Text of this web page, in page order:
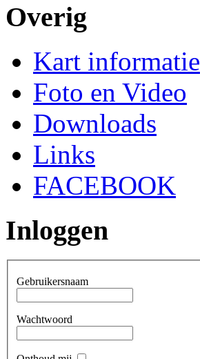
Overig
Kart informatie
Foto en Video
Downloads
Links
FACEBOOK
Inloggen
Gebruikersnaam
Wachtwoord